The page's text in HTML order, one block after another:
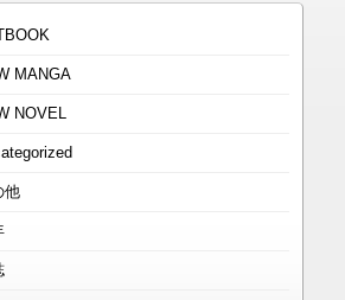
MANGA
NOVEL
他